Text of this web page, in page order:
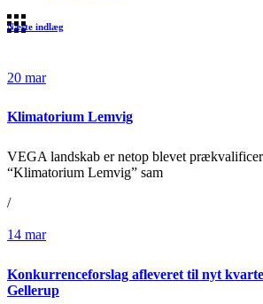
Næste indlæg
20 mar
Klimatorium Lemvig
VEGA landskab er netop blevet
“Klimatorium Lemvig” sam
/
14 mar
Konkurrenceforslag afleveret til nyt
Gellerup